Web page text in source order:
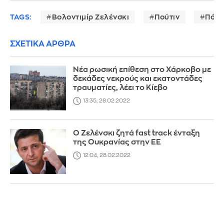
TAGS: Βολοντιμίρ Ζελένσκι Πούτιν
ΣΧΕΤΙΚΑ ΑΡΘΡΑ
Νέα ρωσική επίθεση στο Χάρκοβο με
δεκάδες νεκρούς και εκατοντάδες
τραυματίες, λέει το Κίεβο
13:35, 28.02.2022
Ο Ζελένσκι ζητά fast track ένταξη
της Ουκρανίας στην ΕΕ
12:04, 28.02.2022